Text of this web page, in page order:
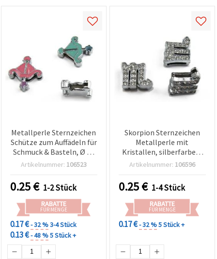
Metallperle Sternzeichen
Schütze zum Auffädeln für
Schmuck & Basteln, Ø 16
mm, Loch 8 mm
Artikelnummer: 106523
0.25€ 1-2 Stück
RABATTE
FÜR MENGE
0.17 €- 32 %3-4 Stück
0.13 €- 48 %5 Stück +
Skorpion Sternzeichen
Metallperle mit
Kristallen, silberfarben,
11 mm, 8 mm Großloch,
Basteln & DIY
Artikelnummer: 106596
0.25€ 1-4 Stück
RABATTE
FÜR MENGE
0.17 €- 32 %5 Stück +